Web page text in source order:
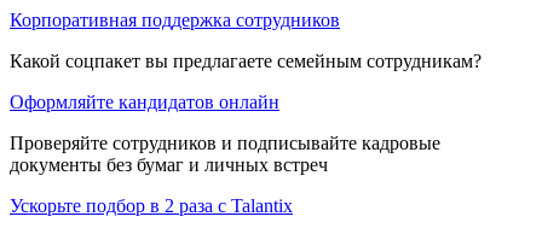
Корпоративная поддержка сотрудников
Какой соцпакет вы предлагаете семейным сотрудникам?
Оформляйте кандидатов онлайн
Проверяйте сотрудников и подписывайте кадровые
документы без бумаг и личных встреч
Ускорьте подбор в 2 раза с Talantix